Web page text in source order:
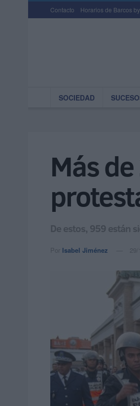
Contacto Horarios de Barcos
SOCIEDAD
Más
De estos, 959 están
Por Isabel Jiménez